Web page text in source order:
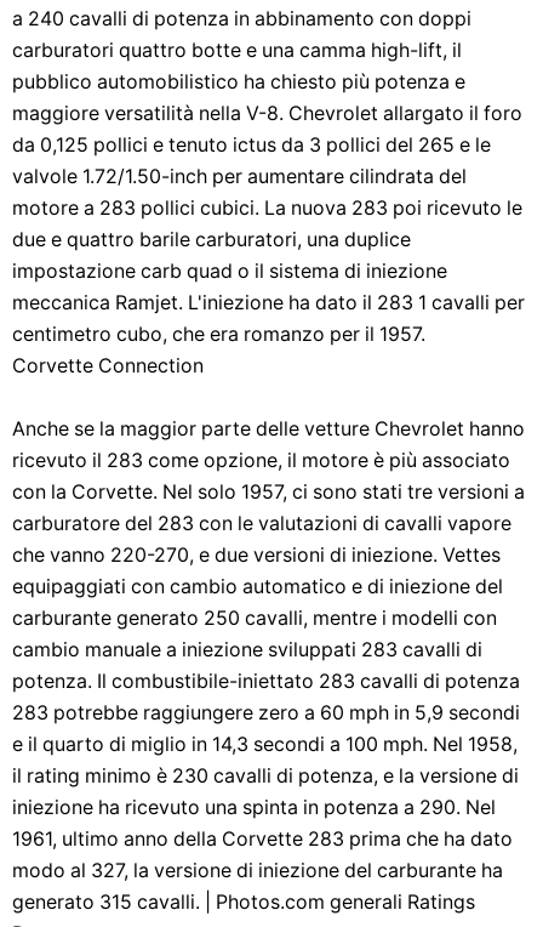
a 240 cavalli di potenza in abbinamento con doppi
carburatori quattro botte e una camma high-lift, il
pubblico automobilistico ha chiesto più potenza e
maggiore versatilità nella V-8. Chevrolet allargato il foro
da 0,125 pollici e tenuto ictus da 3 pollici del 265 e le
valvole 1.72/1.50-inch per aumentare cilindrata del
motore a 283 pollici cubici. La nuova 283 poi ricevuto le
due e quattro barile carburatori, una duplice
impostazione carb quad o il sistema di iniezione
meccanica Ramjet. L'iniezione ha dato il 283 1 cavalli per
centimetro cubo, che era romanzo per il 1957.
Corvette Connection
Anche se la maggior parte delle vetture Chevrolet hanno
ricevuto il 283 come opzione, il motore è più associato
con la Corvette. Nel solo 1957, ci sono stati tre versioni a
carburatore del 283 con le valutazioni di cavalli vapore
che vanno 220-270, e due versioni di iniezione. Vettes
equipaggiati con cambio automatico e di iniezione del
carburante generato 250 cavalli, mentre i modelli con
cambio manuale a iniezione sviluppati 283 cavalli di
potenza. Il combustibile-iniettato 283 cavalli di potenza
283 potrebbe raggiungere zero a 60 mph in 5,9 secondi
e il quarto di miglio in 14,3 secondi a 100 mph. Nel 1958,
il rating minimo è 230 cavalli di potenza, e la versione di
iniezione ha ricevuto una spinta in potenza a 290. Nel
1961, ultimo anno della Corvette 283 prima che ha dato
modo al 327, la versione di iniezione del carburante ha
generato 315 cavalli. | Photos.com generali Ratings